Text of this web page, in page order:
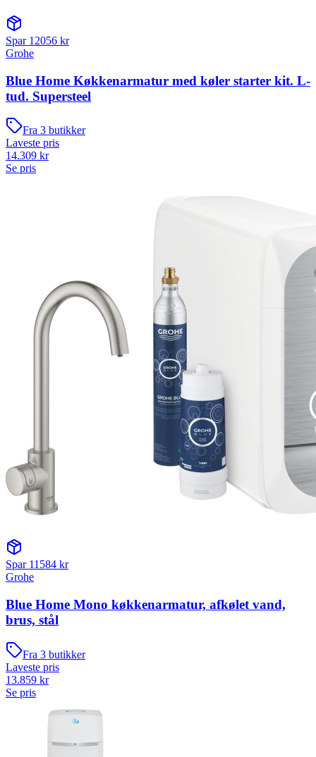
Spar 12056 kr
Grohe
Blue Home Køkkenarmatur med køler starter kit. L-
tud. Supersteel
Fra 3 butikker
Laveste pris
14.309 kr
Se pris
Spar 11584 kr
Grohe
Blue Home Mono køkkenarmatur, afkølet vand,
brus, stål
Fra 3 butikker
Laveste pris
13.859 kr
Se pris